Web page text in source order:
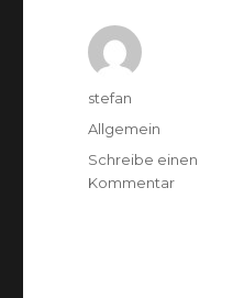
Autor
stefan
Kategorien
Allgemein
Schreibe einen
Kommentarzu